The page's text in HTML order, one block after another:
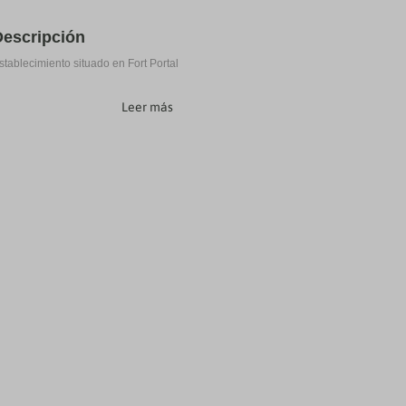
situado en Fort Portal
Leer más